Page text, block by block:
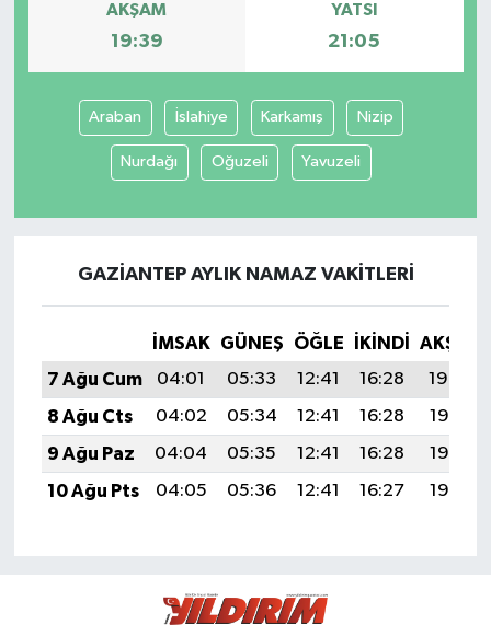
AKŞAM
19:39
YATSI
21:05
Araban İslahiye Karkamış Nizip
Nurdağı Oğuzeli Yavuzeli
GAZIANTEP AYLIK NAMAZ VAKITLERI
İMSAK GÜNEŞ ÖĞLE İKINDI
AKŞAM
7 Ağu Cum
04:01 05:33 12:41 16:28
19:39
8 Ağu Cts
04:02 05:34 12:41 16:28
19:38
9 Ağu Paz
04:04 05:35 12:41 16:28
19:37
10 Ağu Pts
04:05 05:36 12:41 16:27 19:36